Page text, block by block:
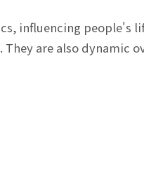
influencing people's
are also dynamic